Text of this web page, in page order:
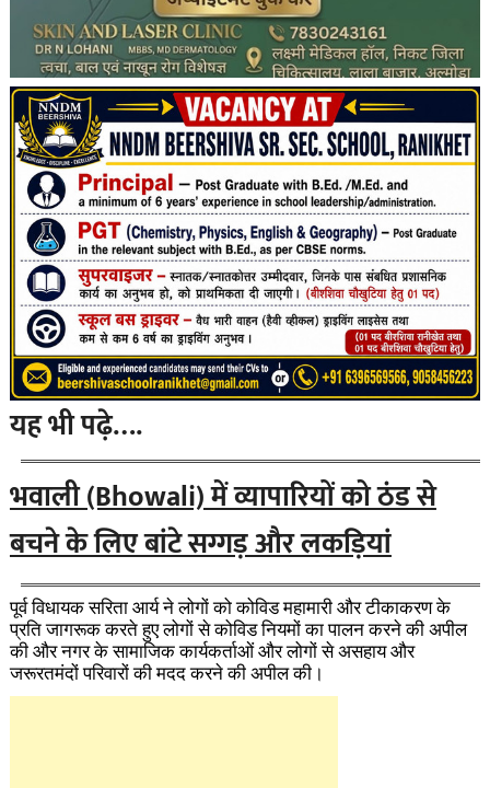
यह भी पढ़े….
भवाली (Bhowali) में व्यापारियों को ठंड से
बचने के लिए बांटे सग्गड़ और लकड़ियां
पूर्व विधायक सरिता आर्य ने लोगों को कोविड महामारी और टीकाकरण के
प्रति जागरूक करते हुए लोगों से कोविड नियमों का पालन करने की अपील
की और नगर के सामाजिक कार्यकर्ताओं और लोगों से असहाय और
जरूरतमंदों परिवारों की मदद करने की अपील की।